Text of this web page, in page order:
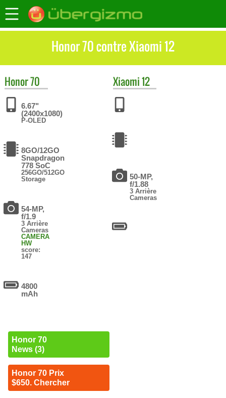
Honor 70 contre Xiaomi 12
Honor70
6.67"
(2400x1080)
P-OLED
8GO/12GO
Snapdragon
778 SoC
256GO/512GO
Storage
54-MP,
f/1.9
3 Arrière
Cameras
CAMERA
HW
score:
147
4800
mAh
Honor 70
News (3)
Honor 70 Prix
$650. Chercher
Xiaomi12
50-MP,
f/1.88
3 Arrière
Cameras